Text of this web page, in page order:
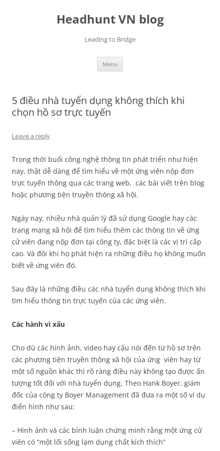
Headhunt VN blog
Leading to Bridge
Menu
5 điều nhà tuyển dụng không thích khi
chọn hồ sơ trực tuyến
Leave a reply
Trong thời buổi công nghệ thông tin phát triển như hiện
nay, thật dễ dàng để tìm hiểu về một ứng viên nộp đơn
trực tuyến thông qua các trang web, các bài viết trên blog
hoặc phương tiện truyền thông xã hội.
Ngày nay, nhiều nhà quản lý đã sử dụng Google hay các
trang mạng xã hội để tìm hiểu thêm các thông tin về ứng
cử viên đang nộp đơn tại công ty, đặc biệt là các vị trí cấp
cao. Và đôi khi họ phát hiện ra những điều họ không muốn
biết về ứng viên đó.
Sau đây là những điều các nhà tuyển dụng không thích khi
tìm hiểu thông tin trực tuyến của các ứng viên.
Các hành vi xấu
Cho dù các hình ảnh, video hay cấu nói đến từ hồ sơ trên
các phương tiện truyền thông xã hội của ứng viên hay từ
một số nguồn khác thì rõ ràng điều này không tạo được ấn
tượng tốt đối với nhà tuyển dụng. Theo Hank Boyer, giám
đốc của công ty Boyer Management đã đưa ra một số ví dụ
điển hình như sau:
– Hình ảnh và các bình luận chứng minh rằng một ứng cử
viên có “một lối sống lạm dụng chất kích thích”